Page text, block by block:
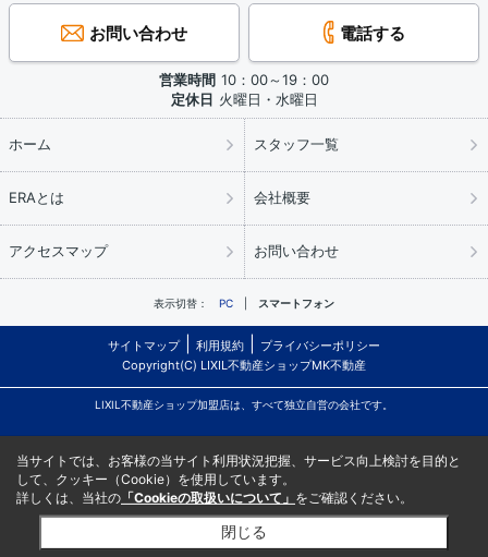
お問い合わせ 電話する
営業時間 10：00～19：00
定休日 火曜日・水曜日
ホーム スタッフ一覧
ERAとは 会社概要
アクセスマップ お問い合わせ
表示切替： PC スマートフォン
サイトマップ 利用規約
プライバシーポリシー
Copyright(C) LIXIL不動産ショップMK不動産
LIXIL不動産ショップ加盟店は、すべて独立自営の会社です。
当サイトでは、お客様の当サイト利用状況把握、サービス向上検討を目的と
して、クッキー（Cookie）を使用しています。
詳しくは、当社の 「Cookieの取扱いについて」 をご確認ください。
閉じる